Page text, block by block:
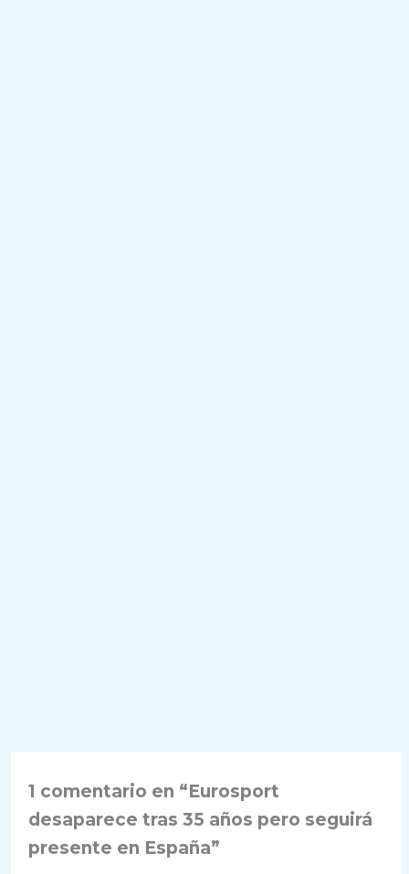
1 comentario en “Eurosport
desaparece tras 35 años pero seguirá
presente en España”